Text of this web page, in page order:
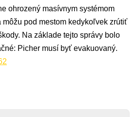
ohrozený masívnym systémom
môžu pod mestom kedykoľvek zrútiť
Na základe tejto správy bolo
Picher musí byť evakuovaný.